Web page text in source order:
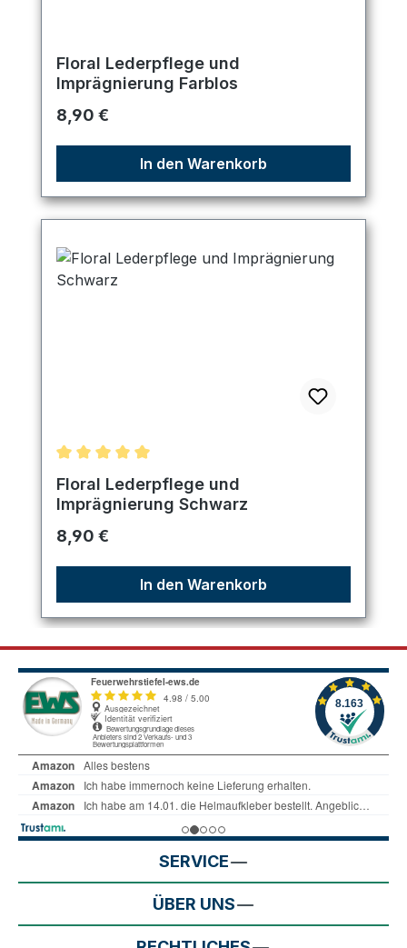
Floral Lederpflege und
Imprägnierung Farblos
Regulärer Preis:
8,90 €
In den Warenkorb
Durchschnittliche Bewertung von 5 von 5 Sternen
Floral Lederpflege und
Imprägnierung Schwarz
Regulärer Preis:
8,90 €
In den Warenkorb
SERVICE
ÜBER UNS